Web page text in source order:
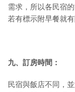
需求，所以各民宿
若有標示附早餐就
九、訂房時間：
民宿與飯店不同，